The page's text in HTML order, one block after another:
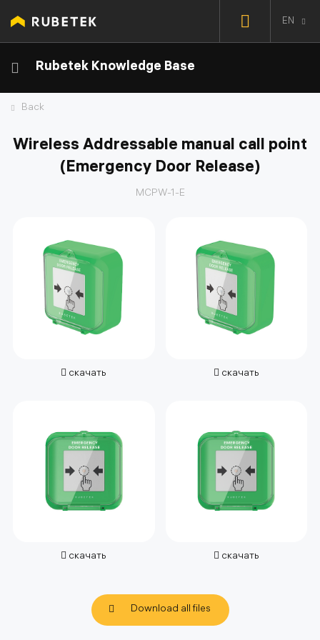
EN
Rubetek Knowledge Base
Back
Wireless Addressable manual call point
(Emergency Door Release)
MCPW-1-E
скачать скачать
скачать скачать
Download all files